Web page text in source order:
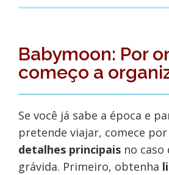
Babymoon: Por
começo a
Se você já sabe a época e
pretende viajar, comece por
detalhes principaisno caso
grávida. Primeiro, obtenha